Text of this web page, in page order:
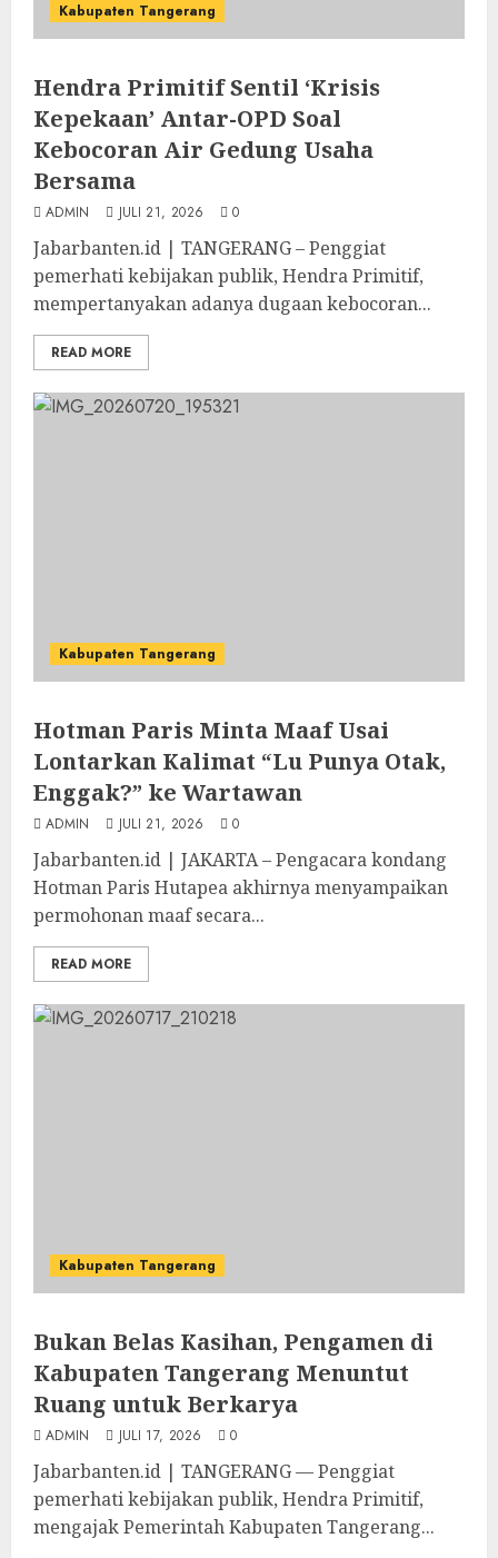
Kabupaten Tangerang
Hendra Primitif Sentil ‘Krisis
Kepekaan’ Antar-OPD Soal
Kebocoran Air Gedung Usaha
Bersama
ADMIN JULI 21, 2026 0
Jabarbanten.id | TANGERANG – Penggiat
pemerhati kebijakan publik, Hendra Primitif,
mempertanyakan adanya dugaan kebocoran...
READ MORE
Kabupaten Tangerang
Hotman Paris Minta Maaf Usai
Lontarkan Kalimat “Lu Punya Otak,
Enggak?” ke Wartawan
ADMIN JULI 21, 2026 0
Jabarbanten.id | JAKARTA – Pengacara kondang
Hotman Paris Hutapea akhirnya menyampaikan
permohonan maaf secara...
READ MORE
Kabupaten Tangerang
Bukan Belas Kasihan, Pengamen di
Kabupaten Tangerang Menuntut
Ruang untuk Berkarya
ADMIN JULI 17, 2026 0
Jabarbanten.id | TANGERANG — Penggiat
pemerhati kebijakan publik, Hendra Primitif,
mengajak Pemerintah Kabupaten Tangerang...